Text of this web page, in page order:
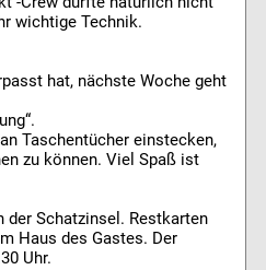
wichtige Technik.
hat, nächste Woche geht
Taschentücher einstecken,
zu können. Viel Spaß ist
Schatzinsel. Restkarten
Haus des Gastes. Der
Uhr.